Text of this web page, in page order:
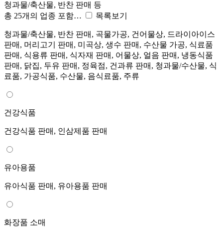
청과물/축산물, 반찬 판매 등
총 25개의 업종 포함…
목록보기
청과물/축산물, 반찬 판매, 곡물가공, 건어물상, 드라이아이스
판매, 머리고기 판매, 미곡상, 생수 판매, 수산물 가공, 식료품
판매, 식용류 판매, 식자재 판매, 어물상, 얼음 판매, 냉동식품
판매, 닭집, 두유 판매, 정육점, 건과류 판매, 청과물/수산물, 식
료품, 가공식품, 수산물, 음식료품, 주류
건강식품
건강식품 판매, 인삼제품 판매
유아용품
유아식품 판매, 유아용품 판매
화장품 소매